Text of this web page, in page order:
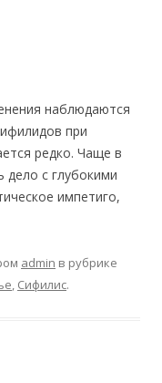
наблюдаются
при
редко. Чаще в
дело с глубокими
импетиго,
admin в рубрике
, Сифилис.